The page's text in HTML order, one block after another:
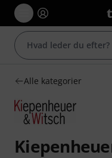
Alle kategorier